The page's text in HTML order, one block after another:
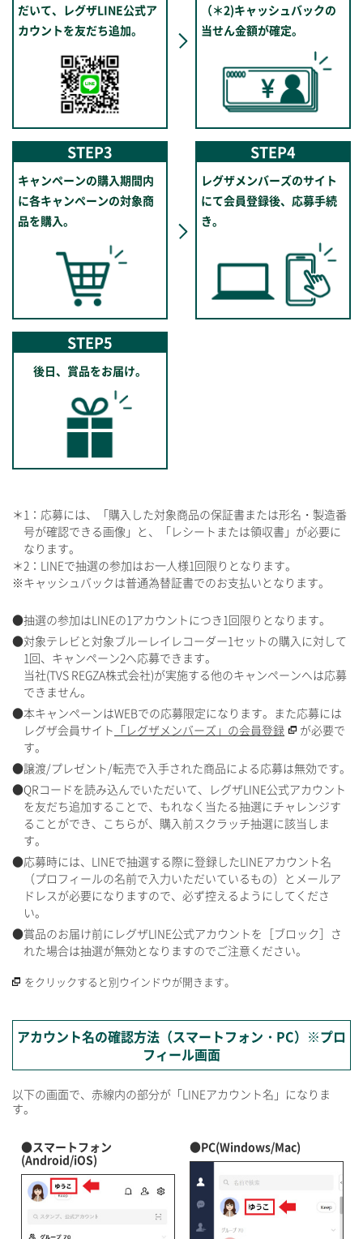
だいて、 レグザLINE公式ア
カウントを友だち追加。
（＊2)キャッシュバックの
当せん金額が確定。
STEP3
キャンペーンの購入期間内
に各キャンペーンの対象商
品を購入。
STEP4
レグザメンバーズのサイト
にて会員登録後、 応募手続
き。
STEP5
後日、賞品をお届け。
＊1：応募には、「購入した対象商品の保証書または形名・製造番
号が確認できる画像」と、「レシートまたは領収書」が必要に
なります。
＊2：LINEで抽選の参加はお一人様1回限りとなります。
※キャッシュバックは普通為替証書でのお支払いとなります。
抽選の参加はLINEの1アカウントにつき1回限りとなります。
対象テレビと対象ブルーレイレコーダー1セットの購入に対して
1回、キャンペーン2へ応募できます。
当社(TVS REGZA株式会社)が実施する他のキャンペーンへは応募
できません。
本キャンペーンはWEBでの応募限定になります。また応募には
レグザ会員サイト 「レグザメンバーズ」の会員登録
が必要で
す。
譲渡/プレゼント/転売で入手された商品による応募は無効です。
QRコードを読み込んでいただいて、レグザLINE公式アカウント
を友だち追加することで、もれなく当たる抽選にチャレンジす
ることができ、こちらが、購入前スクラッチ抽選に該当しま
す。
応募時には、LINEで抽選する際に登録したLINEアカウント名
（プロフィールの名前で入力いただいているもの）とメールア
ドレスが必要になりますので、必ず控えるようにしてくださ
い。
賞品のお届け前にレグザLINE公式アカウントを［ブロック］さ
れた場合は抽選が無効となりますのでご注意ください。
をクリックすると別ウインドウが開きます。
アカウント名の確認方法（スマートフォン・PC）※プロ
フィール画面
以下の画面で、赤線内の部分が「LINEアカウント名」になりま
す。
●スマートフォン
(Android/iOS)
●PC(Windows/Mac)